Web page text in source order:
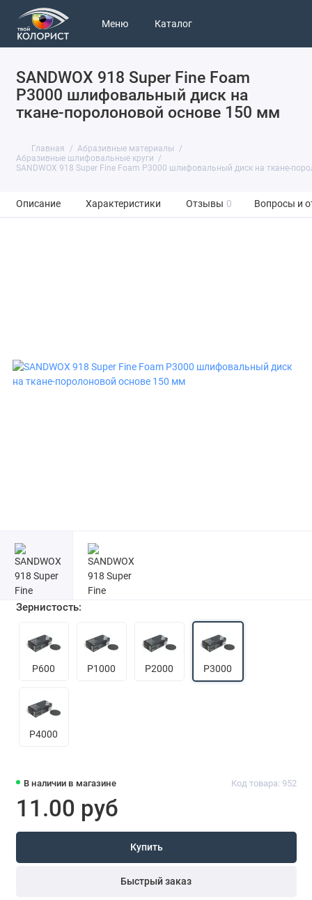
Меню Каталог
SANDWOX 918 Super Fine Foam
Р3000 шлифовальный диск на
ткане-поролоновой основе 150 мм
Главная
Абразивные материалы
Абразивные шлифовальные круги
SANDWOX 918 Super Fine Foam Р3000 шлифовальный диск на ткане-
Описание Характеристики Отзывы 0 Вопросы и
В наличии в магазине Код товара: 952
11.00 руб
Купить
Быстрый заказ
Зернистость:
P600 P1000 P2000 P3000
P4000